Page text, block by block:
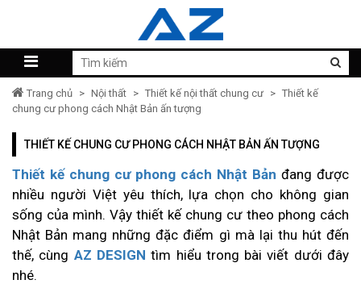
Trang chủ > Nội thất > Thiết kế nội thất chung cư > Thiết kế
chung cư phong cách Nhật Bản ấn tượng
THIẾT KẾ CHUNG CƯ PHONG CÁCH NHẬT BẢN ẤN TƯỢNG
Thiết kế chung cư phong cách Nhật Bản đang được
nhiều người Việt yêu thích, lựa chọn cho không gian
sống của mình. Vậy thiết kế chung cư theo phong cách
Nhật Bản mang những đặc điểm gì mà lại thu hút đến
thế, cùng AZ DESIGN tìm hiểu trong bài viết dưới đây
nhé.